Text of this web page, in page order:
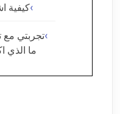
كيفية
تجربتي مع
ما الذي